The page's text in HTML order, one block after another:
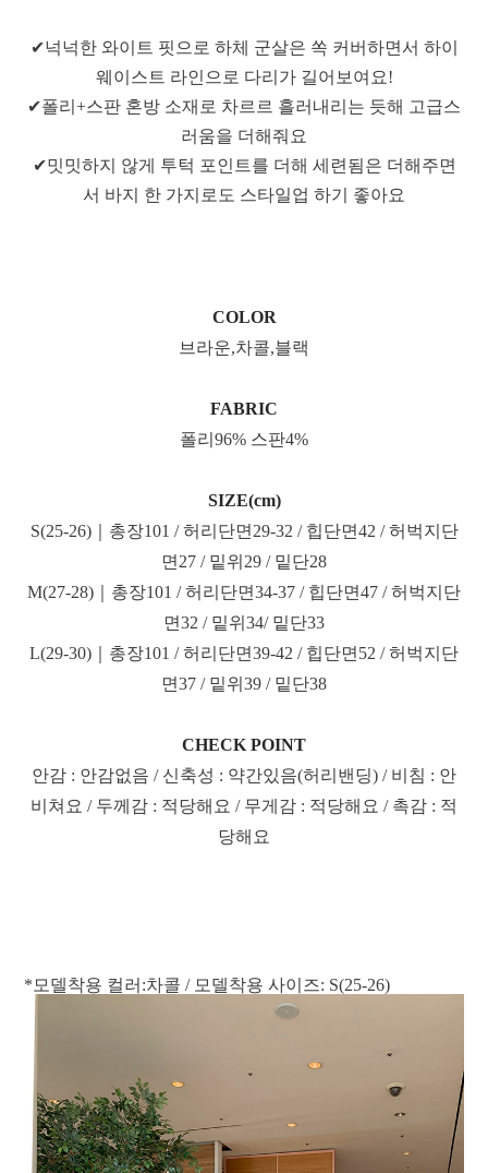
✔넉넉한 와이트 핏으로 하체 군살은 쏙 커버하면서 하이
웨이스트 라인으로 다리가 길어보여요!
✔폴리+스판 혼방 소재로 차르르 흘러내리는 듯해 고급스
러움을 더해줘요
✔밋밋하지 않게 투턱 포인트를 더해 세련됨은 더해주면
서 바지 한 가지로도 스타일업 하기 좋아요
COLOR
브라운,차콜,블랙
FABRIC
폴리96% 스판4%
SIZE(cm)
S(25-26)｜총장101 / 허리단면29-32 / 힙단면42 / 허벅지단
면27 / 밑위29 / 밑단28
M(27-28)｜총장101 / 허리단면34-37 / 힙단면47 / 허벅지단
면32 / 밑위34/ 밑단33
L(29-30)｜총장101 / 허리단면39-42 / 힙단면52 / 허벅지단
면37 / 밑위39 / 밑단38
CHECK POINT
안감 : 안감없음 / 신축성 : 약간있음(허리밴딩) / 비침 : 안
비쳐요 / 두께감 : 적당해요 / 무게감 : 적당해요 / 촉감 : 적
당해요
*모델착용 컬러:차콜 / 모델착용 사이즈: S(25-26)